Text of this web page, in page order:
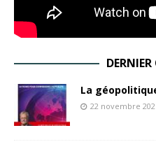
La
22 novembre